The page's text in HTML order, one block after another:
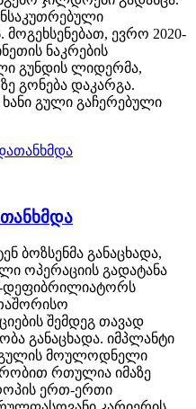
მოგეხსენებათ, ევრო 2020-
ნაკრების
გუნდის ლიდერმა,
გონება დაკარგა.
ხანი გული გაჩერებული
ბოზსენმა განაცხადა,
ოპერაციის გადატანა
დეფიბრილიატორს
შემდეგ თავად
განაცხადა. იმპლანტი
გულის მოულოდნელი
რთულია იმაზე
ერთ-ერთი